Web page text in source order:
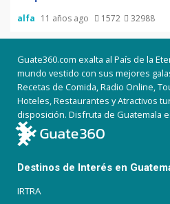
alfa 11 años ago 1572 32988
Guate360.com exalta al País de la
mundo vestido con sus mejores
Recetas de Comida, Radio Online,
Hoteles, Restaurantes y Atractivos
disposición. Disfruta de Guatemala
Destinos de Interés en
IRTRA